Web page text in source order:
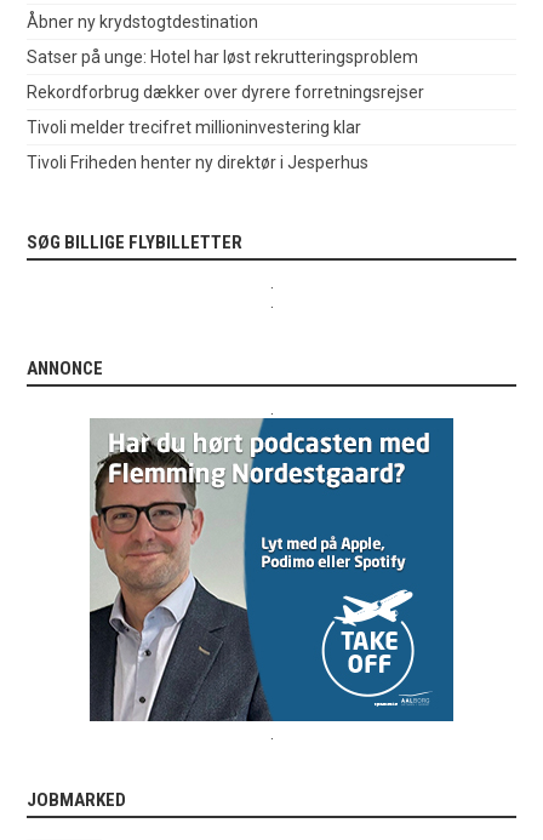
Åbner ny krydstogtdestination
Satser på unge: Hotel har løst rekrutteringsproblem
Rekordforbrug dækker over dyrere forretningsrejser
Tivoli melder trecifret millioninvestering klar
Tivoli Friheden henter ny direktør i Jesperhus
SØG BILLIGE FLYBILLETTER
.
.
ANNONCE
.
.
JOBMARKED